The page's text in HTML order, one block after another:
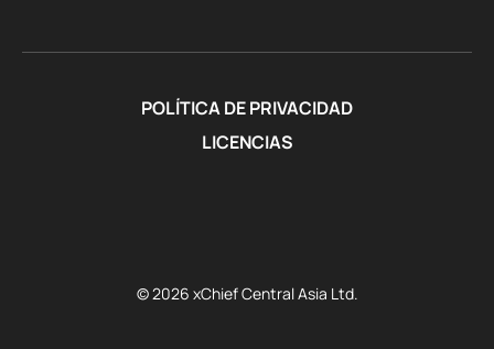
POLÍTICA DE PRIVACIDAD
LICENCIAS
© 2026 xChief Central Asia Ltd.